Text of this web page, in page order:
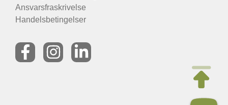
Ansvarsfraskrivelse
Handelsbetingelser